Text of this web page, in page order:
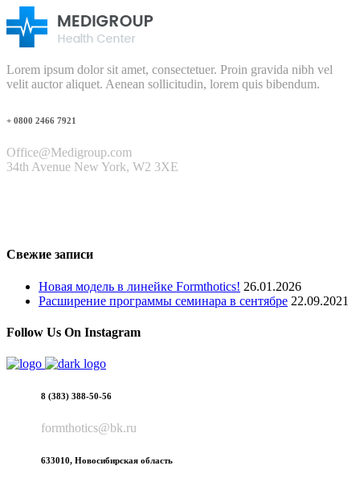
Lorem ipsum dolor sit amet, consectetuer. Proin gravida nibh vel
velit auctor aliquet. Aenean sollicitudin, lorem quis bibendum.
+ 0800 2466 7921
Office@Medigroup.com
34th Avenue New York, W2 3XE
Свежие записи
Новая модель в линейке Formthotics! 26.01.2026
Расширение программы семинара в сентябре 22.09.2021
Follow Us On Instagram
8 (383) 388-50-56
formthotics@bk.ru
633010, Новосибирская область